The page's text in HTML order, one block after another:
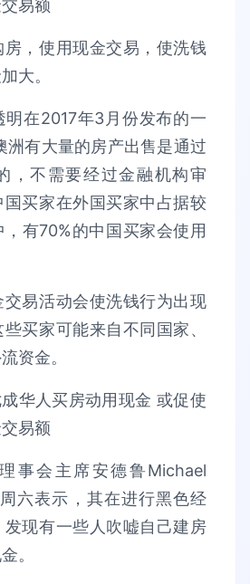
，使用现金交易，使洗钱
大。
明在2017年3月份发布的一
洲有大量的房产出售是通过
，不需要经过金融机构审
买家在外国买家中占据较
有70%的中国买家会使用
易活动会使洗钱行为出现
买家可能来自不同国家、
资金。
事会主席安德鲁Michael
六表示，其在进行黑色经
现有一些人吹嘘自己建房
。